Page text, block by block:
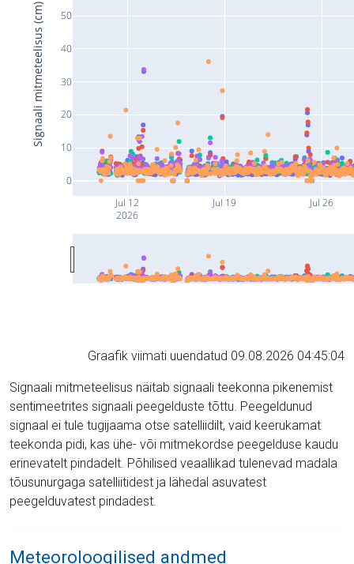
Jul 12
2026
Jul 19 Jul 26
0
10
20
30
40
50
Signaali mitmeteelisus (cm)
Graafik viimati uuendatud 09.08.2026 04:45:04
Signaali mitmeteelisus näitab signaali teekonna pikenemist
sentimeetrites signaali peegelduste tõttu. Peegeldunud
signaal ei tule tugijaama otse satelliidilt, vaid keerukamat
teekonda pidi, kas ühe- või mitmekordse peegelduse kaudu
erinevatelt pindadelt. Põhilised veaallikad tulenevad madala
tõusunurgaga satelliitidest ja lähedal asuvatest
peegelduvatest pindadest.
Meteoroloogilised andmed